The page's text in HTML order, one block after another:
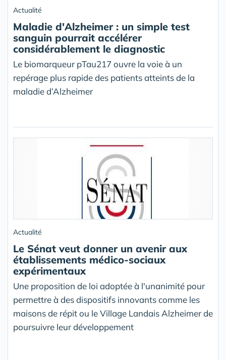
Actualité
Maladie d'Alzheimer : un simple test
sanguin pourrait accélérer
considérablement le diagnostic
Le biomarqueur pTau217 ouvre la voie à un
repérage plus rapide des patients atteints de la
maladie d’Alzheimer
Actualité
Le Sénat veut donner un avenir aux
établissements médico-sociaux
expérimentaux
Une proposition de loi adoptée à l'unanimité pour
permettre à des dispositifs innovants comme les
maisons de répit ou le Village Landais Alzheimer de
poursuivre leur développement